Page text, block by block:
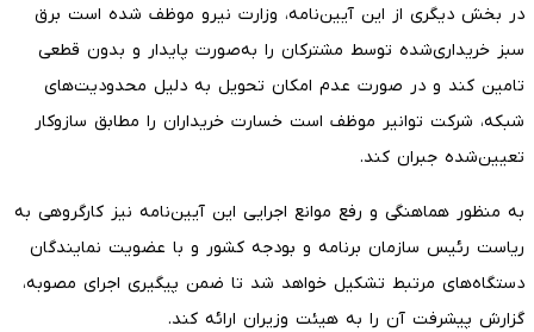
در بخش دیگری از این آیین‌نامه، وزارت نیرو موظف شده است برق
سبز خریداری‌شده توسط مشترکان را به‌صورت پایدار و بدون قطعی
تامین کند و در صورت عدم امکان تحویل به دلیل محدودیت‌های
شبکه، شرکت توانیر موظف است خسارت خریداران را مطابق سازوکار
تعیین‌شده جبران کند.
به منظور هماهنگی و رفع موانع اجرایی این آیین‌نامه نیز کارگروهی به
ریاست رئیس سازمان برنامه و بودجه کشور و با عضویت نمایندگان
دستگاه‌های مرتبط تشکیل خواهد شد تا ضمن پیگیری اجرای مصوبه،
گزارش پیشرفت آن را به هیئت وزیران ارائه کند.